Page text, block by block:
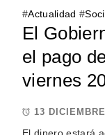
#Actualidad #
El
el pago
viernes
13